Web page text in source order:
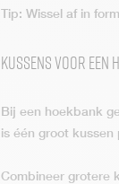
Tip: Wissel af in
Kussens voor een
Bij een hoekbank
is één groot kussen
Combineer grotere